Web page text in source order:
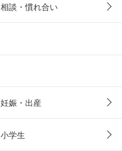
相談・慣れ合い
妊娠・出産
小学生